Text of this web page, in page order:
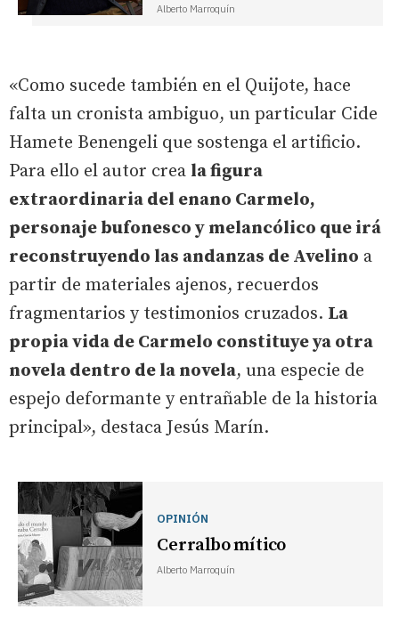
Alberto Marroquín
«Como sucede también en el Quijote, hace
falta un cronista ambiguo, un particular Cide
Hamete Benengeli que sostenga el artificio.
Para ello el autor crea la figura
extraordinaria del enano Carmelo,
personaje bufonesco y melancólico que irá
reconstruyendo las andanzas de Avelino a
partir de materiales ajenos, recuerdos
fragmentarios y testimonios cruzados. La
propia vida de Carmelo constituye ya otra
novela dentro de la novela, una especie de
espejo deformante y entrañable de la historia
principal», destaca Jesús Marín.
OPINIÓN
Cerralbo mítico
Alberto Marroquín